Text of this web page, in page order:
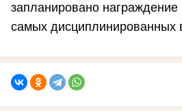
запланировано награждение
самых дисциплинированных